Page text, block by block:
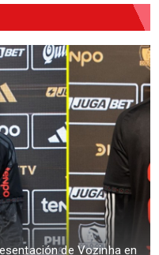
de Vozinha en